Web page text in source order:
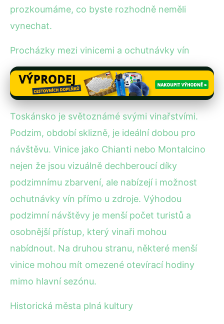
prozkoumáme, co byste rozhodně neměli
vynechat.
Procházky mezi vinicemi a ochutnávky vín
Toskánsko je světoznámé svými vinařstvími.
Podzim, období sklizně, je ideální dobou pro
návštěvu. Vinice jako Chianti nebo Montalcino
nejen že jsou vizuálně dechberoucí díky
podzimnímu zbarvení, ale nabízejí i možnost
ochutnávky vín přímo u zdroje. Výhodou
podzimní návštěvy je menší počet turistů a
osobnější přístup, který vinaři mohou
nabídnout. Na druhou stranu, některé menší
vinice mohou mít omezené otevírací hodiny
mimo hlavní sezónu.
Historická města plná kultury